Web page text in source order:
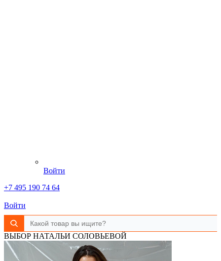
Войти
+7 495 190 74 64
Войти
ВЫБОР НАТАЛЬИ СОЛОВЬЕВОЙ